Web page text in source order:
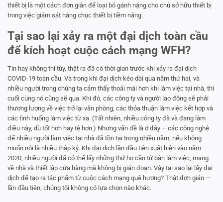
thiết bị là một cách đơn giản để loại bỏ gánh nặng cho chủ sở hữu thiết bị
trong việc giám sát hàng chục thiết bị tiềm năng.
Tại sao lại xảy ra một đại dịch toàn cầu
để kích hoạt cuộc cách mạng WFH?
Tin hay không thì tùy, thật ra đã có thời gian trước khi xảy ra đại dịch
COVID-19 toàn cầu. Và trong khi đại dịch kéo dài qua năm thứ hai, và
nhiều người trong chúng ta cảm thấy thoải mái hơn khi làm việc tại nhà, thì
cuối cùng nó cũng sẽ qua. Khi đó, các công ty và người lao động sẽ phải
thương lượng về việc trở lại văn phòng, các thỏa thuận làm việc kết hợp và
các tình huống làm việc từ xa. (Tất nhiên, nhiều công ty đã và đang làm
điều này, dù tốt hơn hay tệ hơn.) Nhưng vấn đề là ở đây – các công nghệ
để nhiều người làm việc tại nhà đã tồn tại trong nhiều năm, nếu không
muốn nói là nhiều thập kỷ. Khi đại dịch lần đầu tiên xuất hiện vào năm
2020, nhiều người đã có thể lấy những thứ họ cần từ bàn làm việc, mang
về nhà và thiết lập cửa hàng mà không bị gián đoạn. Vậy tại sao lại lấy đại
dịch để tạo ra tác phẩm từ cuộc cách mạng quê hương? Thật đơn giản —
lần đầu tiên, chúng tôi không có lựa chọn nào khác.